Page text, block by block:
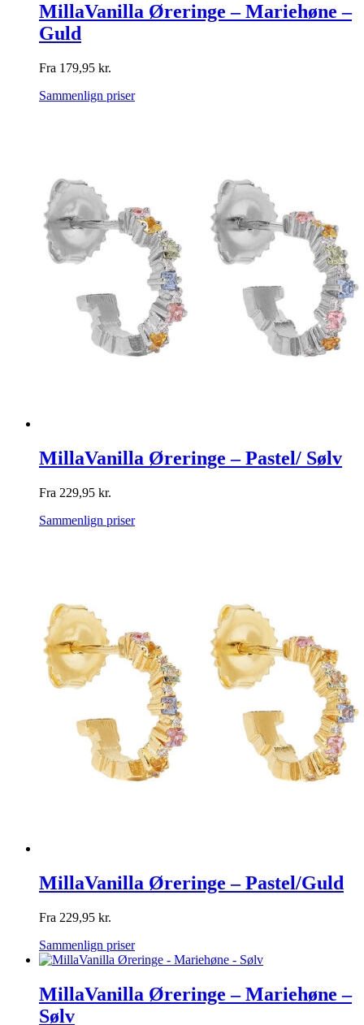
MillaVanilla Øreringe – Mariehøne –
Guld
Fra 179,95 kr.
Sammenlign priser
MillaVanilla Øreringe – Pastel/ Sølv
Fra 229,95 kr.
Sammenlign priser
MillaVanilla Øreringe – Pastel/Guld
Fra 229,95 kr.
Sammenlign priser
MillaVanilla Øreringe – Mariehøne –
Sølv